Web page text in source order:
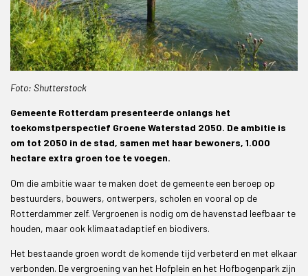
Foto: Shutterstock
Gemeente Rotterdam presenteerde onlangs het
toekomstperspectief Groene Waterstad 2050. De ambitie is
om tot 2050 in de stad, samen met haar bewoners, 1.000
hectare extra groen toe te voegen.
Om die ambitie waar te maken doet de gemeente een beroep op
bestuurders, bouwers, ontwerpers, scholen en vooral op de
Rotterdammer zelf. Vergroenen is nodig om de havenstad leefbaar te
houden, maar ook klimaatadaptief en biodivers.
Het bestaande groen wordt de komende tijd verbeterd en met elkaar
verbonden. De vergroening van het Hofplein en het Hofbogenpark zijn